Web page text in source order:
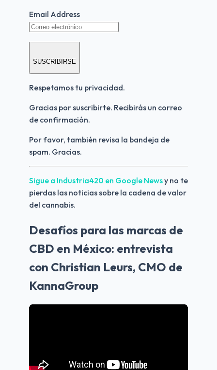
Email Address
SUSCRIBIRSE
Respetamos tu privacidad.
Gracias por suscribirte. Recibirás un correo
de confirmación.
Por favor, también revisa la bandeja de
spam. Gracias.
Sigue a Industria420 en Google News y no te
pierdas las noticias sobre la cadena de valor
del cannabis.
Desafíos para las marcas de
CBD en México: entrevista
con Christian Leurs, CMO de
KannaGroup